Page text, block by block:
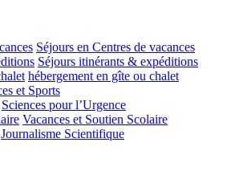
Séjours en Centres de vacances
Séjours itinérants & expéditions
hébergement en gîte ou chalet
et Sports
Sciences pour l’Urgence
Vacances et Soutien Scolaire
Journalisme Scientifique